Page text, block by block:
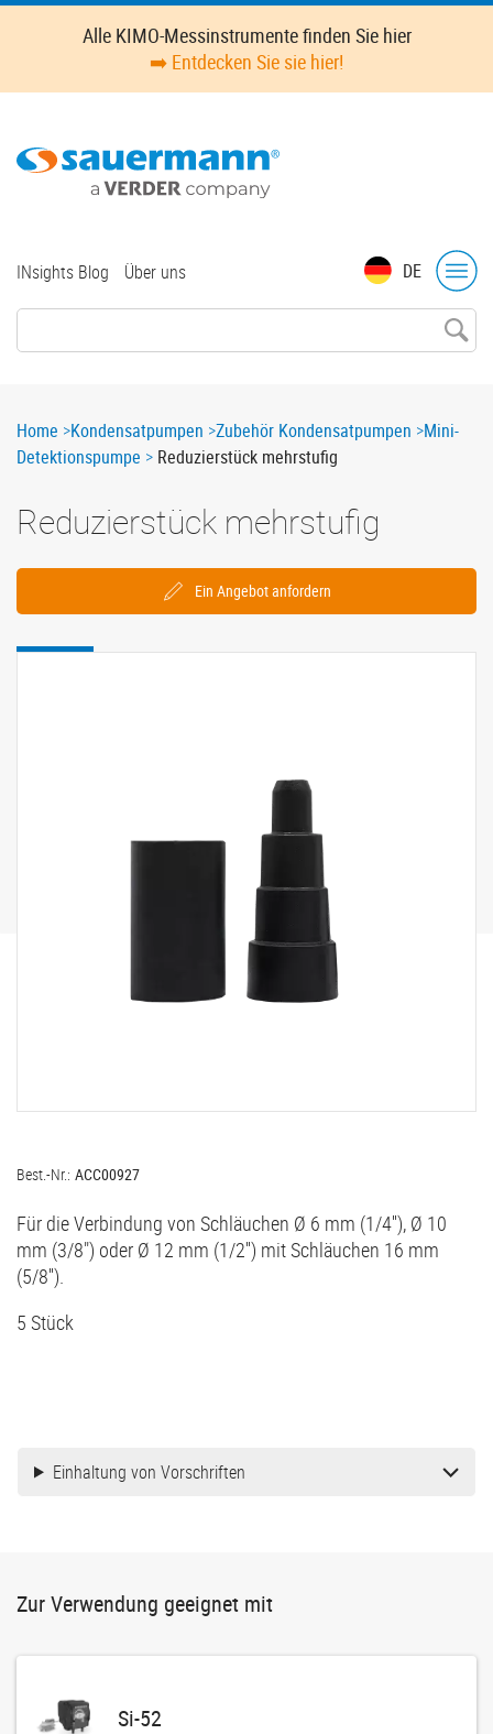
Skip
content
Alle KIMO-Messinstrumente finden Sie hier
➡️ Entdecken Sie sie hier!
DE
Top
INsights Blog Über uns
Breadcrumb
Home Kondensatpumpen Zubehör Kondensatpumpen Mini-
Detektionspumpe
Reduzierstück mehrstufig
Reduzierstück mehrstufig
Ein Angebot anfordern
Best.-Nr.: ACC00927
Für die Verbindung von Schläuchen Ø 6 mm (1/4''), Ø 10
mm (3/8") oder Ø 12 mm (1/2'') mit Schläuchen 16 mm
(5/8'').
5 Stück
Einhaltung von Vorschriften
Zur Verwendung geeignet mit
Si-52